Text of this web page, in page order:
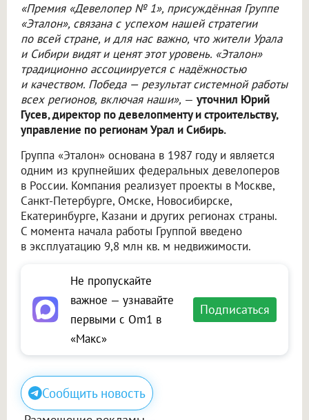
«Премия «Девелопер № 1», присуждённая Группе
«Эталон», связана с успехом нашей стратегии
по всей стране, и для нас важно, что жители Урала
и Сибири видят и ценят этот уровень. «Эталон»
традиционно ассоциируется с надёжностью
и качеством. Победа — результат системной работы
всех регионов, включая наши», — уточнил Юрий
Гусев, директор по девелопменту и строительству,
управление по регионам Урал и Сибирь.
Группа «Эталон» основана в 1987 году и является
одним из крупнейших федеральных девелоперов
в России. Компания реализует проекты в Москве,
Санкт-Петербурге, Омске, Новосибирске,
Екатеринбурге, Казани и других регионах страны.
С момента начала работы Группой введено
в эксплуатацию 9,8 млн кв. м недвижимости.
Не пропускайте
важное — узнавайте
первыми с Om1 в
«Макс»
Подписаться
Сообщить новость